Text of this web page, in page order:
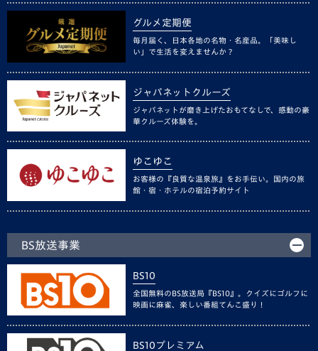
グルメ定期便
毎月届く、日本各地の名物・名産品。「美味し
い」で生活を変えませんか？
ジャパネットクルーズ
ジャパネットが磨き上げたおもてなしで、感動の豪
華クルーズ体験を。
ゆこゆこ
お客様の『良質な温泉旅』をお手伝い。国内の旅
館・宿・ホテルの宿泊予約サイト
BS放送事業
BS10
全国無料のBS放送局『BS10』。クイズにゴルフに
映画に麻雀、楽しい番組てんこ盛り！
BS10プレミアム